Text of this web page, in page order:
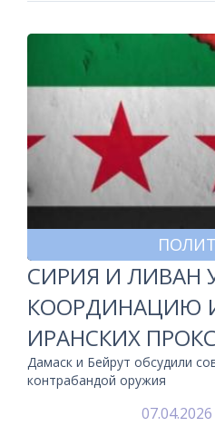
СИРИЯ И ЛИВАН
КООРДИНАЦИЮ
ИРАНСКИХ
Дамаск и Бейрут обсудили
контрабандой оружия